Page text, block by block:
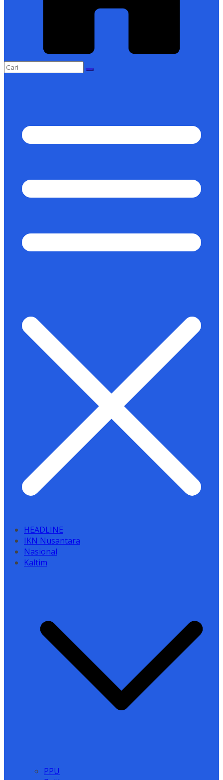
HEADLINE
IKN Nusantara
Nasional
Kaltim
PPU